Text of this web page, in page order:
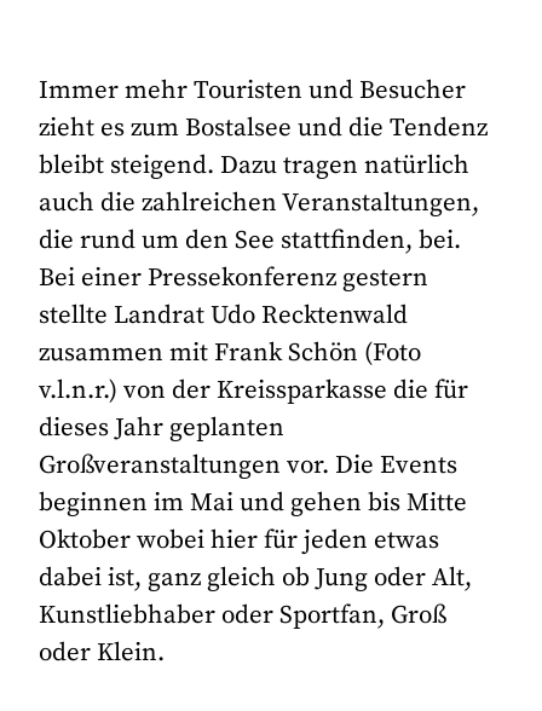
Immer mehr Touristen und Besucher
zieht es zum Bostalsee und die Tendenz
bleibt steigend. Dazu tragen natürlich
auch die zahlreichen Veranstaltungen,
die rund um den See stattfinden, bei.
Bei einer Pressekonferenz gestern
stellte Landrat Udo Recktenwald
zusammen mit Frank Schön (Foto
v.l.n.r.) von der Kreissparkasse die für
dieses Jahr geplanten
Großveranstaltungen vor. Die Events
beginnen im Mai und gehen bis Mitte
Oktober wobei hier für jeden etwas
dabei ist, ganz gleich ob Jung oder Alt,
Kunstliebhaber oder Sportfan, Groß
oder Klein.